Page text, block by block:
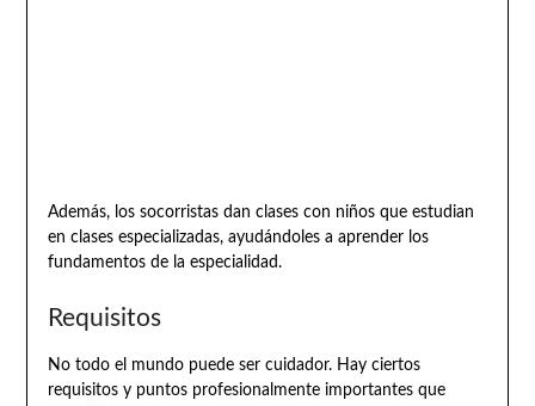
Además, los socorristas dan clases con niños que estudian
en clases especializadas, ayudándoles a aprender los
fundamentos de la especialidad.
Requisitos
No todo el mundo puede ser cuidador. Hay ciertos
requisitos y puntos profesionalmente importantes que